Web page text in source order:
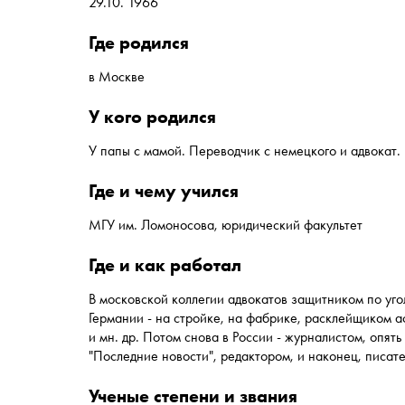
где родился
в Москве
у кого родился
У папы с мамой. Переводчик с немецкого и
где и чему учился
МГУ им. Ломоносова, юридический факультет
где и как работал
В московской коллегии адвокатов защитником по
Германии - на стройке, на фабрике, расклейщиком
и мн. др. Потом снова в России - журналистом,
"Последние новости", редактором, и наконец,
ученые степени и звания